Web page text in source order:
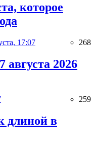
которое
17:07 268
августа 2026
259
длиной в